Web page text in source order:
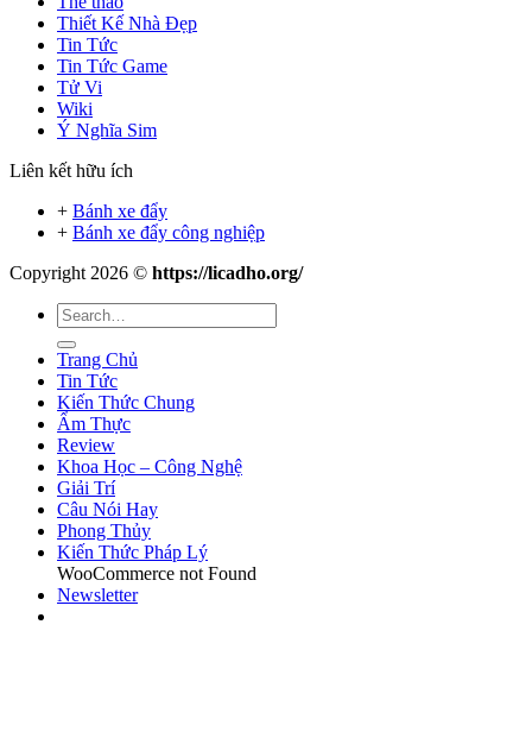
Thiết Kế Nhà Đẹp
Tin Tức
Tin Tức Game
Tử Vi
Wiki
Ý Nghĩa Sim
Liên kết hữu ích
+ Bánh xe đẩy
+ Bánh xe đẩy công nghiệp
Copyright 2026 © https://licadho.org/
Trang Chủ
Tin Tức
Kiến Thức Chung
Ẩm Thực
Review
Khoa Học – Công Nghệ
Giải Trí
Câu Nói Hay
Phong Thủy
Kiến Thức Pháp Lý
WooCommerce not Found
Newsletter